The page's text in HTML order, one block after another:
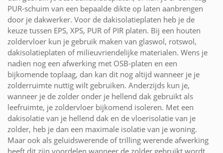
PUR-schuim van een bepaalde dikte op laten aanbrengen
door je dakwerker. Voor de dakisolatieplaten heb je de
keuze tussen EPS, XPS, PUR of PIR platen. Bij een houten
zoldervloer kun je gebruik maken van glaswol, rotswol,
dakisolatieplaten of milieuvriendelijke materialen. Wens je
nadien nog een afwerking met OSB-platen en een
bijkomende toplaag, dan kan dit nog altijd wanneer je je
zolderruimte nuttig wilt gebruiken. Anderzijds kun je,
wanneer je de zolder onder je hellend dak gebruikt als
leefruimte, je zoldervloer bijkomend isoleren. Met een
dakisolatie van je hellend dak en de vloerisolatie van je
zolder, heb je dan een maximale isolatie van je woning.
Maar ook als geluidswerende of trilling werende afwerking